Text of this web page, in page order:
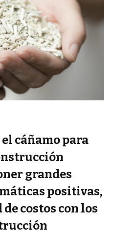
cáñamo para
grandes
positivas,
costos con los